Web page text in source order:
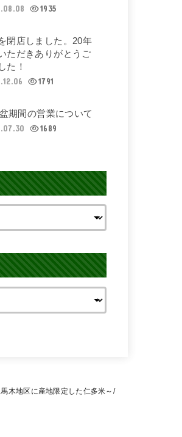
1935
閉店しました。20年
ただきありがとうご
た！
1791
期間の営業について
1689
木地区に産地限定した仁多米～